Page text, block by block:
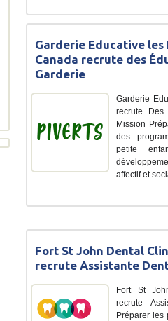
Garderie Educative les
Canada recrute des
Garderie
Garderie
recrute Des
Mission
des
petite
affectif et
Fort St John Dental
recrute Assistante
Fort St
recrute
Préparer les